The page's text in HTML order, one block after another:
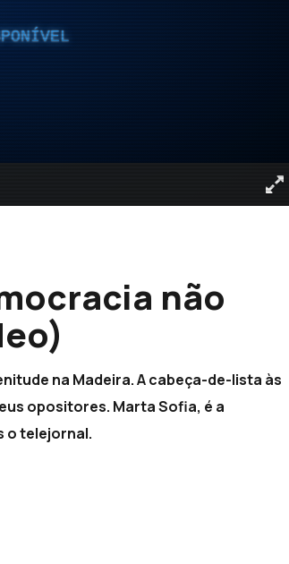
não
na Madeira. A cabeça-de-lista às
opositores. Marta Sofia, é a
o telejornal.